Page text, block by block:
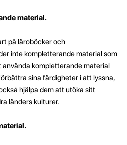
material.
på läroböcker och
inte kompletterande material som
använda kompletterande material
sina färdigheter i att lyssna,
hjälpa dem att utöka sitt
länders kulturer.